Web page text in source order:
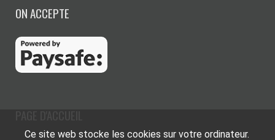
ON ACCEPTE
Ce site web stocke les cookies sur votre ordinateur.